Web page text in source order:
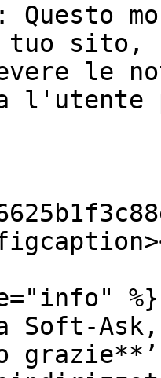
Questo
tuo sito,
le
l'utente
%}
Soft-